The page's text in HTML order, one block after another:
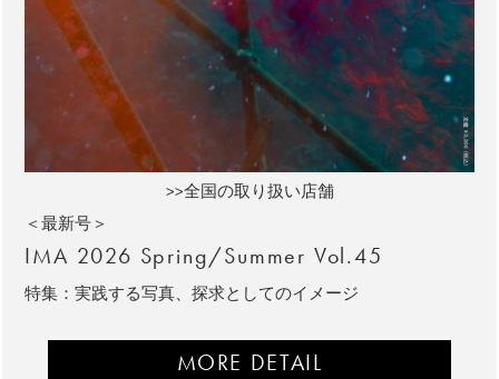
>>全国の取り扱い店舗
＜最新号＞
IMA 2026 Spring/Summer Vol.45
特集：実践する写真、探求としてのイメージ
MORE DETAIL